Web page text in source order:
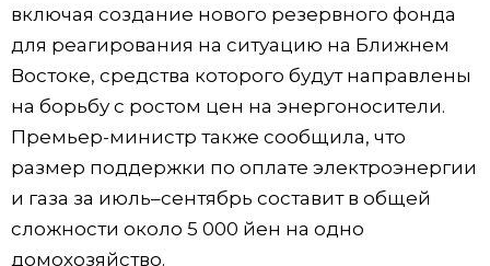
Культура
Жизнь
Технологии
Токио
включая создание нового резервного фонда
для реагирования на ситуацию на Ближнем
Востоке, средства которого будут направлены
на борьбу с ростом цен на энергоносители.
Премьер-министр также сообщила, что
размер поддержки по оплате электроэнергии
и газа за июль–сентябрь составит в общей
сложности около 5 000 йен на одно
домохозяйство.